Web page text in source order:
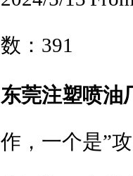
数： 391
东莞注塑喷油
作，一个是”